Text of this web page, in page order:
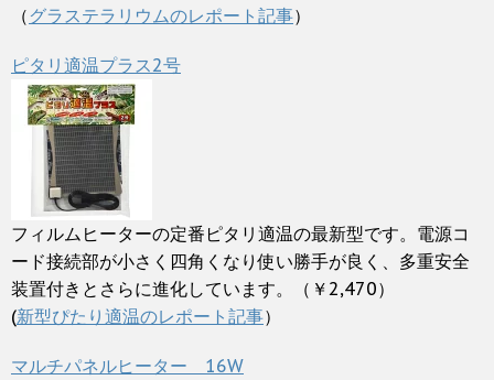
（ グラステラリウムのレポート記事）
ピタリ適温プラス2号
フィルムヒーターの定番ピタリ適温の最新型です。電源コ
ード接続部が小さく四角くなり使い勝手が良く、多重安全
装置付きとさらに進化しています。（￥2,470）
(新型ぴたり適温のレポート記事）
マルチパネルヒーター 16W